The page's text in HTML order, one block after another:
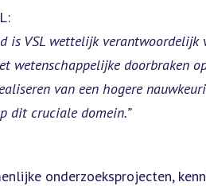
VSL wettelijk verantwoordelijk
wetenschappelijke doorbraken
van een hogere
dit cruciale domein.”
onderzoeksprojecten,